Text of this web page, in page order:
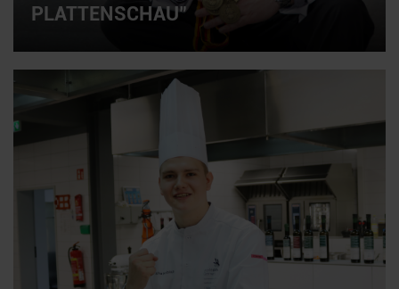
PLATTENSCHAU"